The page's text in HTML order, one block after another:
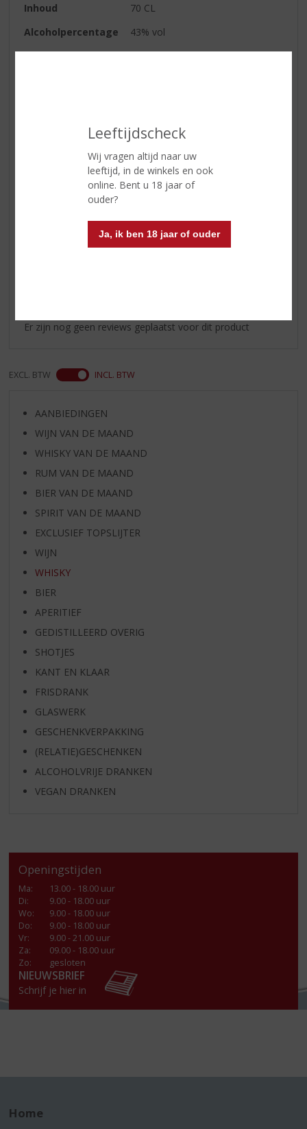
Leeftijdscheck
Wij vragen altijd naar uw
leeftijd, in de winkels en ook
online. Bent u 18 jaar of
ouder?
Ja, ik ben 18 jaar of ouder
Inhoud
70 CL
Alcoholpercentage
43% vol
Soort whisky
Single Malt
boomgaard fruit, honing en
geroosterd eiken
rijpe peer, nectarine, zoete gerst,
amandel en kruidige vanille
en abrikozen
Er zijn nog geen reviews geplaatst voor dit product
EXCL. BTW INCL. BTW
AANBIEDINGEN
WIJN VAN DE MAAND
WHISKY VAN DE MAAND
RUM VAN DE MAAND
BIER VAN DE MAAND
SPIRIT VAN DE MAAND
EXCLUSIEF TOPSLIJTER
WIJN
WHISKY
BIER
APERITIEF
GEDISTILLEERD OVERIG
SHOTJES
KANT EN KLAAR
FRISDRANK
GLASWERK
GESCHENKVERPAKKING
(RELATIE)GESCHENKEN
ALCOHOLVRIJE DRANKEN
VEGAN DRANKEN
Openingstijden
Ma:
13.00 - 18.00 uur
Di:
9.00 - 18.00 uur
Wo:
9.00 - 18.00 uur
Do:
9.00 - 18.00 uur
Vr:
9.00 - 21.00 uur
Za:
09.00 - 18.00 uur
Zo:
gesloten
NIEUWSBRIEF
Schrijf je hier in
Home